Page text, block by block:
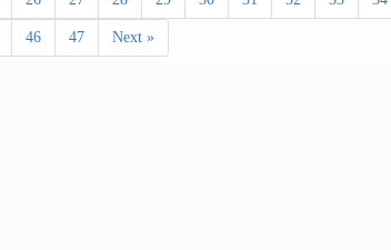
46 47 Next »